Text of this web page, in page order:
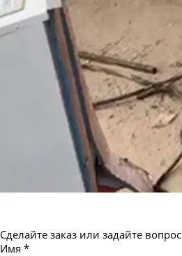
Сделайте заказ или задайте вопрос
Имя *